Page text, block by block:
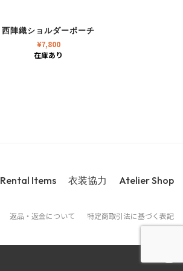
西陣織ショルダーポーチ
¥7,800
在庫あり
Rental Items 衣装協力 Atelier Shop
返品・返金について 特定商取引法に基づく表記